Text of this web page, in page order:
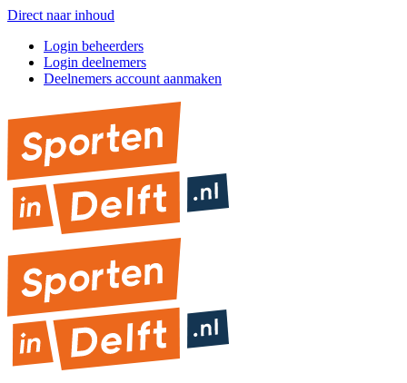
Direct naar inhoud
Login beheerders
Login deelnemers
Deelnemers account aanmaken